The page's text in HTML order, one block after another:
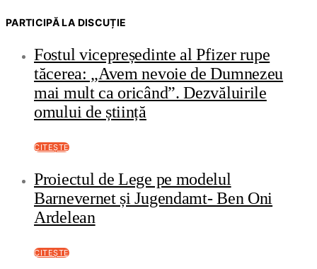
PARTICIPĂ LA DISCUȚIE
Fostul vicepreședinte al Pfizer rupe
tăcerea: „Avem nevoie de Dumnezeu
mai mult ca oricând”. Dezvăluirile
omului de știință
CITEȘTE
Proiectul de Lege pe modelul
Barnevernet și Jugendamt- Ben Oni
Ardelean
CITEȘTE